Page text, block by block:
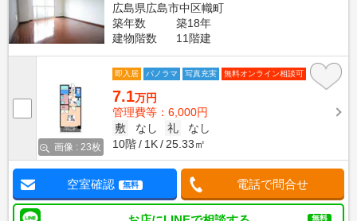
広島県広島市中区幟町
築年数
築18年
建物階数
11階建
画像 : 23枚
即入居 パノラマ 写真充実 無料オンライン相談可
7.1万円
管理費等：6,000円
敷
なし 礼
なし
10階
1K 25.33㎡
空室確認 無料 電話で問合せ
無料